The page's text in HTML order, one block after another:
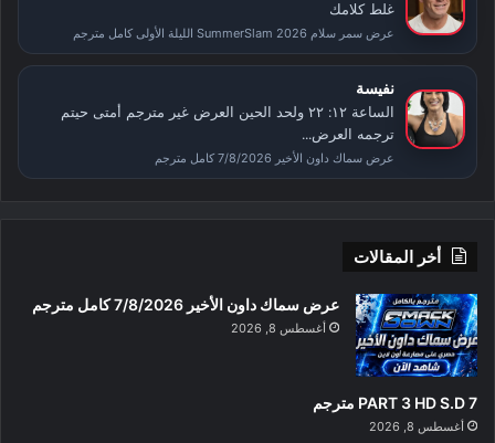
غلط كلامك
عرض سمر سلام SummerSlam 2026 الليلة الأولى كامل مترجم
نفيسة
الساعة ١٢: ٢٢ ولحد الحين العرض غير مترجم أمتى حيتم
ترجمه العرض...
عرض سماك داون الأخير 7/8/2026 كامل مترجم
أخر المقالات
عرض سماك داون الأخير 7/8/2026 كامل مترجم
أغسطس 8, 2026
PART 3 HD S.D 7 مترجم
أغسطس 8, 2026